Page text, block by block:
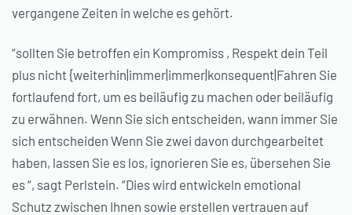
vergangene Zeiten in welche es gehört.
“sollten Sie betroffen ein Kompromiss , Respekt dein Teil
plus nicht {weiterhin|immer|immer|konsequent|Fahren Sie
fortlaufend fort, um es beiläufig zu machen oder beiläufig
zu erwähnen. Wenn Sie sich entscheiden, wann immer Sie
sich entscheiden Wenn Sie zwei davon durchgearbeitet
haben, lassen Sie es los, ignorieren Sie es, übersehen Sie
es “, sagt Perlstein. “Dies wird entwickeln emotional
Schutz zwischen Ihnen sowie erstellen vertrauen auf